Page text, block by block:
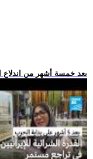
.. بعد خمسة أشهر من اندلاع